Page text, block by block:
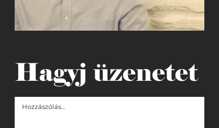
Hagyj üzenetet